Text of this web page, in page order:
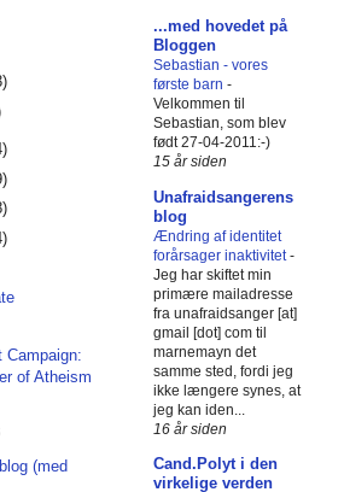
(med
...med hovedet på
Bloggen
Sebastian - vores
første barn -
Velkommen til
Sebastian, som blev
født 27-04-2011:-)
15 år siden
Unafraidsangerens
blog
Ændring af identitet
forårsager inaktivitet-
Jeg har skiftet min
primære mailadresse
fra unafraidsanger [at]
gmail [dot] com til
marnemayn det
samme sted, fordi jeg
ikke længere synes, at
jeg kan iden...
16 år siden
Cand.Polyt i den
virkelige verden